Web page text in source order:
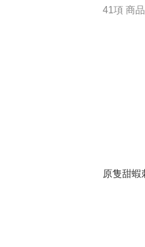
41項 商品
原隻甜蝦